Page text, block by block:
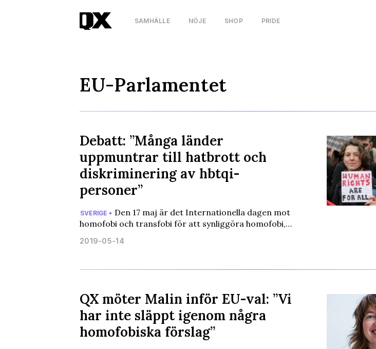
SAMHÄLLE NÖJE SHOP PRIDE
EU-Parlamentet
Debatt: ”Många länder
uppmuntrar till hatbrott och
diskriminering av hbtqi-
personer”
SVERIGE • Den 17 maj är det Internationella dagen mot
homofobi och transfobi för att synliggöra homofobi,…
2019-05-14
QX möter Malin inför EU-val: ”Vi
har inte släppt igenom några
homofobiska förslag”